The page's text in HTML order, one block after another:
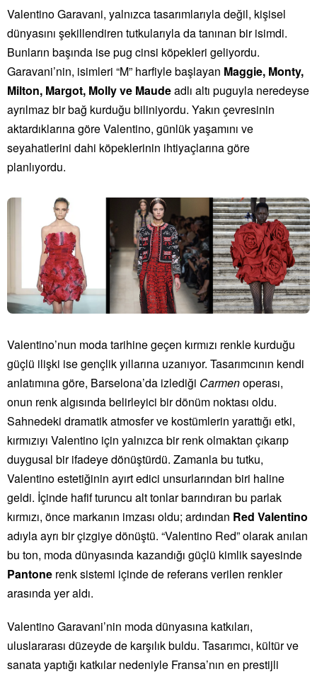
Valentino Garavani, yalnızca tasarımlarıyla değil, kişisel
dünyasını şekillendiren tutkularıyla da tanınan bir isimdi.
Bunların başında ise pug cinsi köpekleri geliyordu.
Garavani’nin, isimleri “M” harfiyle başlayan Maggie, Monty,
Milton, Margot, Molly ve Maudeadlı altı puguyla neredeyse
ayrılmaz bir bağ kurduğu biliniyordu. Yakın çevresinin
aktardıklarına göre Valentino, günlük yaşamını ve
seyahatlerini dahi köpeklerinin ihtiyaçlarına göre
planlıyordu.
Valentino’nun moda tarihine geçen kırmızı renkle kurduğu
güçlü ilişki ise gençlik yıllarına uzanıyor. Tasarımcının kendi
anlatımına göre, Barselona’da izlediği Carmenoperası,
onun renk algısında belirleyici bir dönüm noktası oldu.
Sahnedeki dramatik atmosfer ve kostümlerin yarattığı etki,
kırmızıyı Valentino için yalnızca bir renk olmaktan çıkarıp
duygusal bir ifadeye dönüştürdü. Zamanla bu tutku,
Valentino estetiğinin ayırt edici unsurlarından biri haline
geldi. İçinde hafif turuncu alt tonlar barındıran bu parlak
kırmızı, önce markanın imzası oldu; ardından Red Valentino
adıyla ayrı bir çizgiye dönüştü. “Valentino Red” olarak anılan
bu ton, moda dünyasında kazandığı güçlü kimlik sayesinde
Pantone renk sistemi içinde de referans verilen renkler
arasında yer aldı.
Valentino Garavani’nin moda dünyasına katkıları,
uluslararası düzeyde de karşılık buldu. Tasarımcı, kültür ve
sanata yaptığı katkılar nedeniyle Fransa’nın en prestijli